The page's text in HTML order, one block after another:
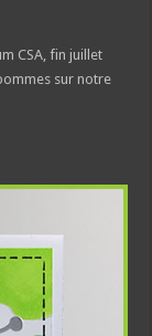
CSA, fin juillet
sur notre